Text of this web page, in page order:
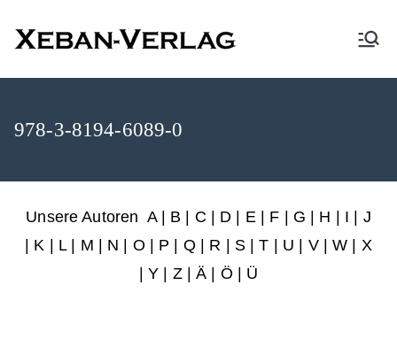
XEBAN-Verlag
978-3-8194-6089-0
Unsere Autoren A| B C D E| F G H I
J
K L| M N O P Q| R S |T U V|W
X
Y Z|Ä | Ö | Ü